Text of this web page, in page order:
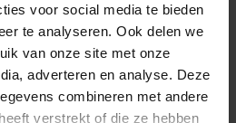
voor social media te bieden
te analyseren. Ook delen we
van onze site met onze
adverteren en analyse. Deze
combineren met andere
verstrekt of die ze hebben
orthodontie
afsluiten,
jouw kind een beugel